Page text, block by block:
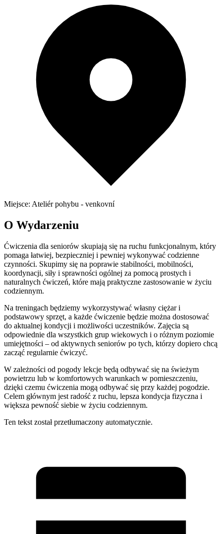
Miejsce: Ateliér pohybu - venkovní
O Wydarzeniu
Ćwiczenia dla seniorów skupiają się na ruchu funkcjonalnym, który
pomaga łatwiej, bezpieczniej i pewniej wykonywać codzienne
czynności. Skupimy się na poprawie stabilności, mobilności,
koordynacji, siły i sprawności ogólnej za pomocą prostych i
naturalnych ćwiczeń, które mają praktyczne zastosowanie w życiu
codziennym.
Na treningach będziemy wykorzystywać własny ciężar i
podstawowy sprzęt, a każde ćwiczenie będzie można dostosować
do aktualnej kondycji i możliwości uczestników. Zajęcia są
odpowiednie dla wszystkich grup wiekowych i o różnym poziomie
umiejętności – od aktywnych seniorów po tych, którzy dopiero chcą
zacząć regularnie ćwiczyć.
W zależności od pogody lekcje będą odbywać się na świeżym
powietrzu lub w komfortowych warunkach w pomieszczeniu,
dzięki czemu ćwiczenia mogą odbywać się przy każdej pogodzie.
Celem głównym jest radość z ruchu, lepsza kondycja fizyczna i
większa pewność siebie w życiu codziennym.
Ten tekst został przetłumaczony automatycznie.